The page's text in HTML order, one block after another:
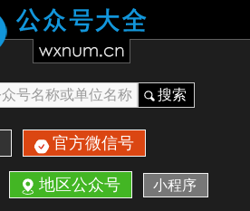
搜索
官方微信号
地区公众号 小程序